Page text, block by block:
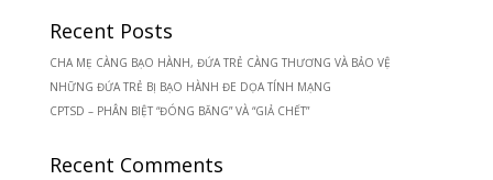
Recent Posts
CHA MẸ CÀNG BẠO HÀNH, ĐỨA TRẺ CÀNG THƯƠNG VÀ BẢO VỆ
NHỮNG ĐỨA TRẺ BỊ BẠO HÀNH ĐE DỌA TÍNH MẠNG
CPTSD – PHÂN BIỆT “ĐÓNG BĂNG” VÀ “GIẢ CHẾT”
Recent Comments